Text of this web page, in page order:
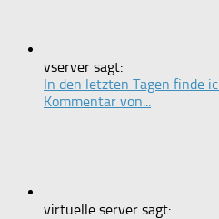
vserver sagt:
In den letzten Tagen finde
Kommentar von...
virtuelle server sagt: